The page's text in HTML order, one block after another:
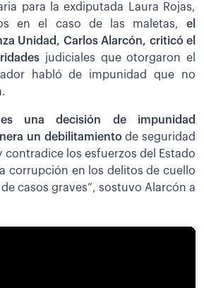
para la exdiputada Laura Rojas,
en el caso de las maletas, el
Unidad, Carlos Alarcón, criticó el
judiciales que otorgaron el
habló de impunidad que no
una decisión de impunidad
un debilitamientode seguridad
contradice los esfuerzos del Estado
corrupción en los delitos de cuello
casos graves”, sostuvo Alarcón a